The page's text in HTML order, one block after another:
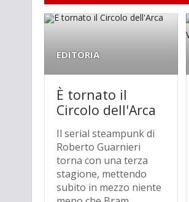
EDITORIA
È tornato il
Circolo dell'Arca
Il serial steampunk di
Roberto Guarnieri
torna con una terza
stagione, mettendo
subito in mezzo niente